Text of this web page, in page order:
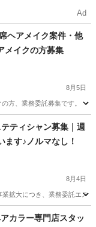
Ad
アメイク案件・他
イクの方募集
8月5日
方、業務委託募集です。
ティシャン募集｜週
ます♪ノルマなし！
8月4日
拡大につき、業務委託エス
カラー専門店スタッ